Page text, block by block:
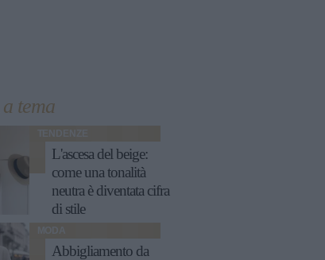
a tema
TENDENZE
L'ascesa del beige:
come una tonalità
neutra è diventata cifra
di stile
MODA
Abbigliamento da